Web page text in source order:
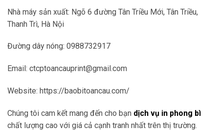
Nhà máy sản xuất: Ngõ 6 đường Tân Triều Mới, Tân Triều,
Thanh Trì, Hà Nội
Đường dây nóng: 0988732917
Email: ctcptoancauprint@gmail.com
Website: https://baobitoancau.com/
Chúng tôi cam kết mang đến cho bạn dịch vụ in phong bì
chất lượng cao với giá cả cạnh tranh nhất trên thị trường.